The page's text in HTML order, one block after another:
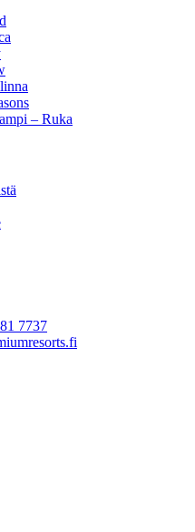
– Ruka
7737